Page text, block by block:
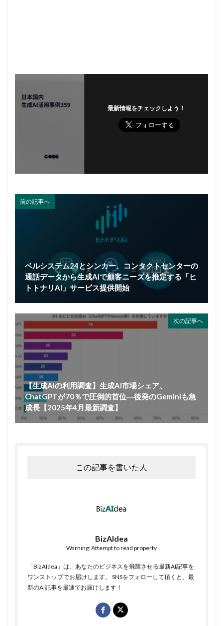
最新情報をチェックしよう！
前の記事へ
ベルシステム24とシンカー、コンタクトセンターの
通話データから生成AIで顧客ニーズを推定する「ヒ
トトナリAI」サービス提供開始
次の記事へ
【生成AIの利用調査】生成AI市場シェア、
ChatGPTが70％で圧倒的首位―後発のGeminiも急
成長【2025年4月最新調査】
この記事を書いた人
BizAIdea
Warning: Attempt to read property
「BizAIdea」は、あなたのビジネスを飛躍させる最新AI記事を
ワンストップでお届けします。 SNSをフォローして頂くと、最
新のAI記事を最速でお届けします！